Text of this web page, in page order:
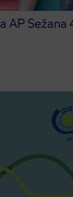
AP Sežana